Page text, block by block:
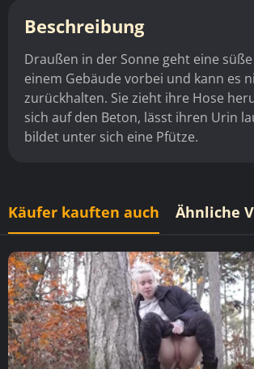
Beschreibung
Draußen in der Sonne geht eine
einem Gebäude vorbei und kann es
zurückhalten. Sie zieht ihre Hose
sich auf den Beton, lässt ihren Urin
bildet unter sich eine Pfütze.
Käufer kauften auch Ähnliche